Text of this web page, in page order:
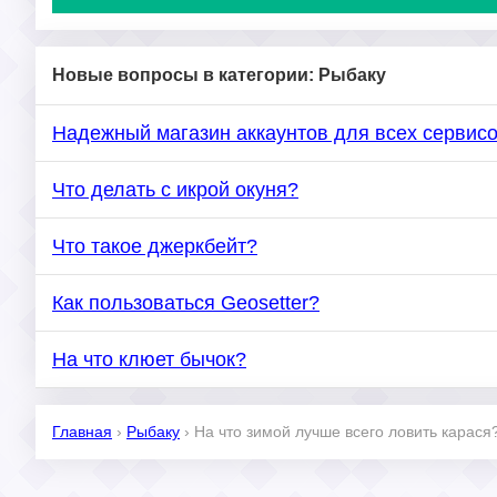
Новые вопросы в категории: Рыбаку
Надежный магазин аккаунтов для всех
Что делать с икрой окуня?
Что такое джеркбейт?
Как пользоваться Geosetter?
На что клюет бычок?
Главная › Рыбаку › На что зимой лучше всего ловить